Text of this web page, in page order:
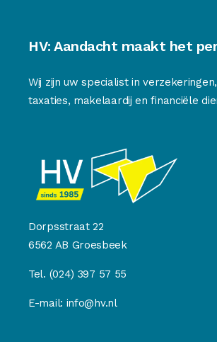
HV: Aandacht maakt het
Wij zijn uw specialist in
taxaties, makelaardij en financiële
Dorpsstraat 22
6562 AB Groesbeek
Tel. (024) 397 57 55
E-mail: info@hv.nl